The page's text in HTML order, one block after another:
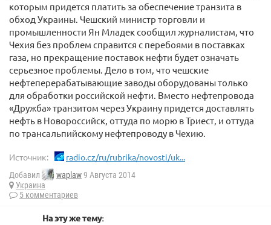
которым придется платить за обеспечение транзита в
обход Украины. Чешский министр торговли и
промышленности Ян Младек сообщил журналистам, что
Чехия без проблем справится с перебоями в поставках
газа, но прекращение поставок нефти будет означать
серьезное проблемы. Дело в том, что чешские
нефтеперерабатывающие заводы оборудованы только
для обработки российской нефти. Вместо нефтепровода
«Дружба» транзитом через Украину придется доставлять
нефть в Новороссийск, оттуда по морю в Триест, и оттуда
по трансальпийскому нефтепроводу в Чехию.
Источник: radio.cz/ru/rubrika/novosti/uk...
Добавил waplaw9 Августа 2014
Украина
5 комментариев
На эту же тему: